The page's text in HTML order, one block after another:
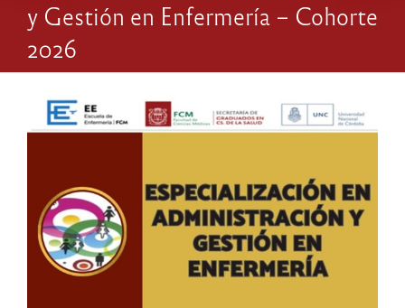
y Gestión en Enfermería – Cohorte
2026